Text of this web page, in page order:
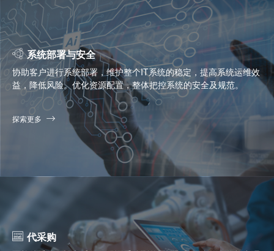
系统部署与安全
协助客户进行系统部署，维护整个IT系统的稳定，提高系统运维效
益，降低风险。优化资源配置，整体把控系统的安全及规范。
探索更多
代采购